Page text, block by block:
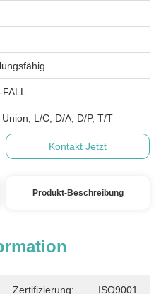
L/C, D/A, D/P, T/T
Kontakt Jetzt
Produkt-Beschreibung
Zertifizierung: ISO9001